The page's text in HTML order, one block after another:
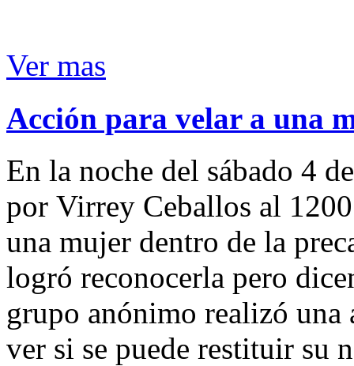
Ver mas
Acción para velar a una
En la noche del sábado 4
por Virrey Ceballos al
una mujer dentro de la
logró reconocerla pero
grupo anónimo realizó
ver si se puede restituir su